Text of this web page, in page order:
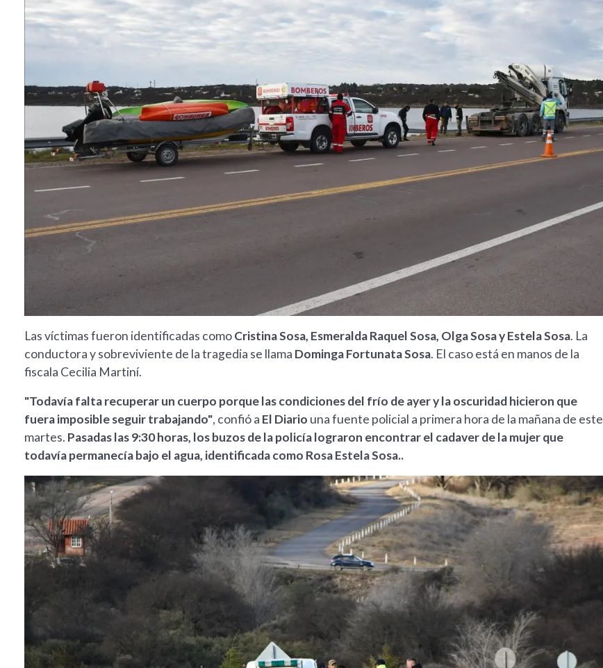
Las víctimas fueron identificadas comoCristina Sosa, Esmeralda Raquel Sosa, Olga Sosa y Estela Sosa. La
conductora y sobreviviente de la tragedia se llama Dominga Fortunata Sosa. El caso está en manos de la
fiscala Cecilia Martiní.
"Todavía falta recuperar un cuerpo porque las condiciones del frío de ayer y la oscuridad hicieron que
fuera imposible seguir trabajando", confió a El Diario una fuente policial a primera hora de la mañana de este
martes. Pasadas las 9:30 horas, los buzos de la policía lograron encontrar el cadaver de la mujer que
todavía permanecía bajo el agua, identificada como Rosa Estela Sosa..